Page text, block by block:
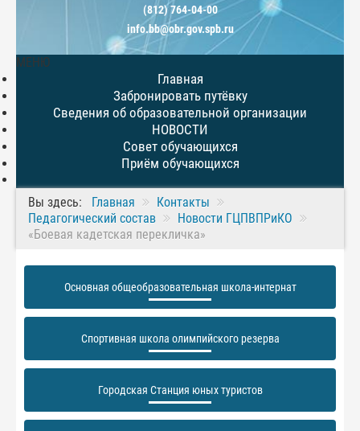
(812) 764-04-00
info.bb@obr.gov.spb.ru
МЕНЮ
Главная
Забронировать путёвку
Сведения об образовательной организации
НОВОСТИ
Совет обучающихся
Приём обучающихся
Вы здесь: Главная
Контакты
Педагогический состав
Новости ГЦПВПРиКО
«Боевая кадетская перекличка»
Основная общеобразовательная школа-интернат
Спортивная школа олимпийского резерва
Городская Станция юных туристов